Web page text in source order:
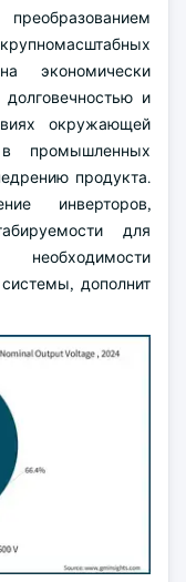
экономически
и
окружающей
промышленных
продукта.
инверторов,
для
дополнит